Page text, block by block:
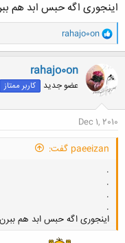
اینجوری اگه حبس ابد هم
و
ا
ک
ن
ش
ه
ا
rahajo0on
rahajo0on
عضو جدید کاربر ممتاز
Dec 1, 2010
paeeizan گفت:
.
.
.
.
اینجوری اگه حبس ابد هم